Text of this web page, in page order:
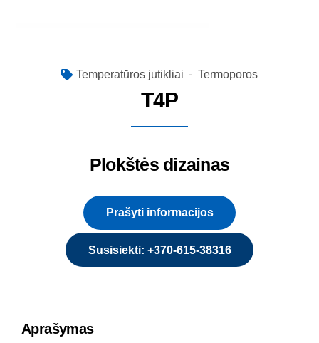
Temperatūros jutikliai Termoporos
T4P
Plokštės dizainas
Prašyti informacijos
Susisiekti: +370-615-38316
Aprašymas